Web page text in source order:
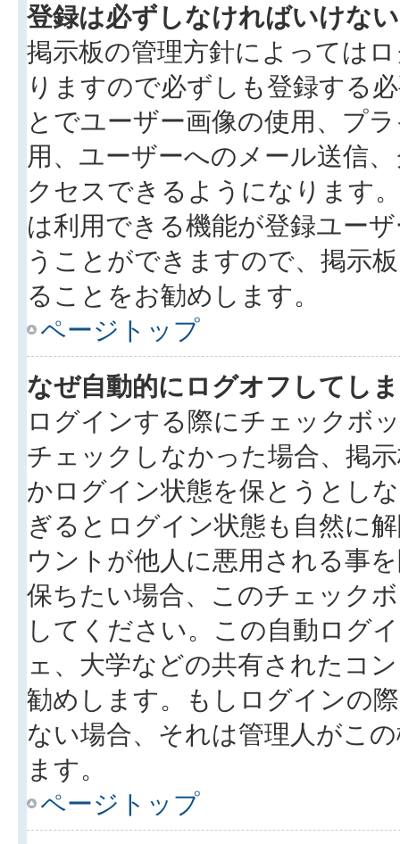
登録は必ずしなければいけな
掲示板の管理方針によっては
りますので必ずしも登録する
とでユーザー画像の使用、プ
用、ユーザーへのメール送信
クセスできるようになります
は利用できる機能が登録ユー
うことができますので、掲示
ることをお勧めします。
ページトップ
なぜ自動的にログオフしてし
ログインする際にチェックボ
チェックしなかった場合、掲
かログイン状態を保とうとし
ぎるとログイン状態も自然に
ウントが他人に悪用される事
保ちたい場合、このチェック
してください。この自動ログ
ェ、大学などの共有されたコ
勧めします。もしログインの
ない場合、それは管理人がこ
ます。
ページトップ